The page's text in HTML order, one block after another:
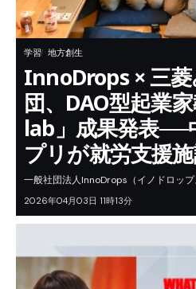
学習 地方創生
InnoDrops × 三
団、DAO型起業
lab」成果発表──
プリが就労支援
一般社団法人InnoDrops（イノドロッ
2026年04月03日 11時13分